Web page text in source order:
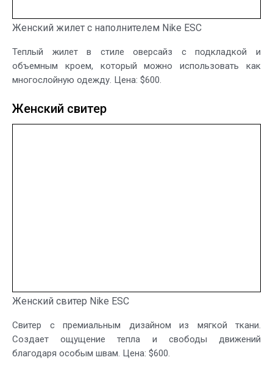
Женский жилет с наполнителем Nike ESC
Теплый жилет в стиле оверсайз с подкладкой и
объемным кроем, который можно использовать как
многослойную одежду. Цена: $600.
Женский свитер
Женский свитер Nike ESC
Свитер с премиальным дизайном из мягкой ткани.
Создает ощущение тепла и свободы движений
благодаря особым швам. Цена: $600.